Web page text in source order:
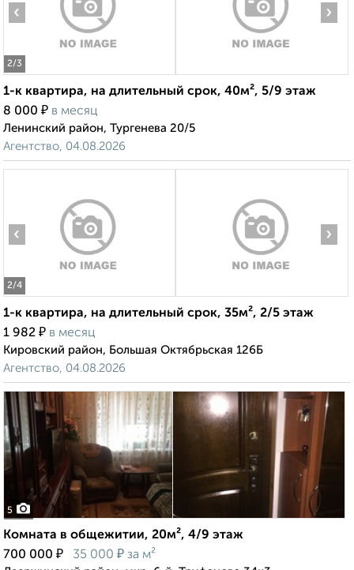
2/3
‹ ›
1-к квартира, на длительный срок, 40м², 5/9 этаж
8 000 ₽ в месяц
Ленинский район, Тургенева 20/5
Агентство, 04.08.2026
2/4
‹ ›
1-к квартира, на длительный срок, 35м², 2/5 этаж
1 982 ₽ в месяц
Кировский район, Большая Октябрьская 126Б
Агентство, 04.08.2026
5
Комната в общежитии, 20м², 4/9 этаж
700 000 ₽ 35 000 ₽ за м²